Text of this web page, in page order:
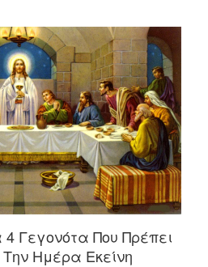
Γεγονότα Που Πρέπει
Ημέρα Εκείνη